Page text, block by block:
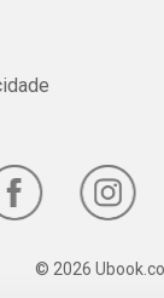
© 2026